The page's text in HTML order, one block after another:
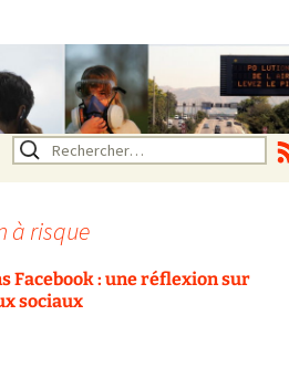
Rechercher :
à risque
Facebook : une réflexion sur
sociaux